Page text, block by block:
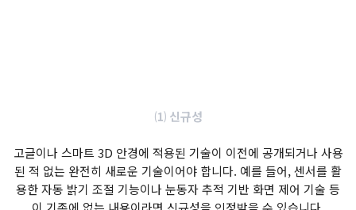
⑴ 신규성
고글이나 스마트 3D 안경에 적용된 기술이 이전에 공개되거나 사용
된 적 없는 완전히 새로운 기술이어야 합니다. 예를 들어, 센서를 활
용한 자동 밝기 조절 기능이나 눈동자 추적 기반 화면 제어 기술 등